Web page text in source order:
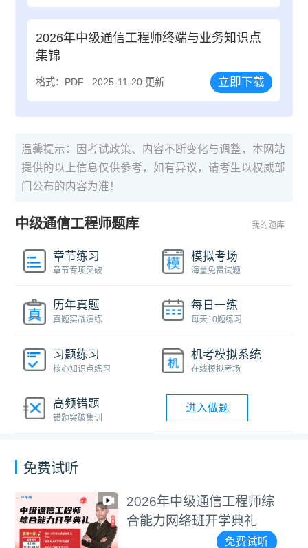
2026年中级通信工程师终端与业务知识点
集锦
格式：PDF 2025-11-20 更新 立即下载
温馨提示：因考试政策、内容不断变化与调整，本网站
提供的以上信息仅供参考，如有异议，请考生以权威部
门公布的内容为准！
中级通信工程师题库 我的题库
章节练习
章节专项突破
模拟考场
海量免费试题
历年真题
真题实战演练
每日一练
每天10题练习
习题练习
核心知识点练习
机考模拟系统
在线模拟考场
高频错题
错题突破集训
进入做题
免费试听
2026年中级通信工程师综
合能力网络班开学典礼
免费试听